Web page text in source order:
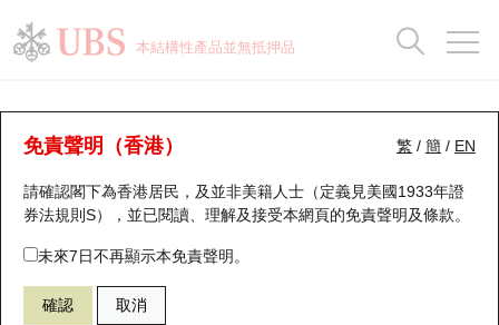
本結構性產品並無抵押品
繁 / 簡 / EN
免責聲明（香港）
請確認閣下為香港居民，及並非美籍人士（定義見美國1933年證
券法規則S），並已閱讀、理解及接受本網頁的免責聲明及條款。
未來7日不再顯示本免責聲明。
確認 取消
牛熊證分析儀
表現 街貨統計 比較
63930 瑞銀熊證 0388 香港交易所
瑞銀認股證一覽
新發行瑞銀認股證
即將到期認股證
認股證到期結算價查詢
街貨統計
比較
牛熊全景快搜
牛熊證搜尋
牛熊證街貨分佈圖
正股牛熊證列表
街貨統計
比較
十大升幅/跌幅
十大認股證成交分佈
十天股證佔大市成交
資金流
正股分析儀
二十大活躍股份
恒指成份股
國指成份股
持股比重
顯示所有持股比重
每月輪證大市專題
輪證專欄
講座及教育短片
認股證投資者教育